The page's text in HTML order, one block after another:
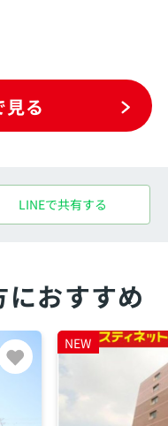
る
LINEで共有する
おすすめ
NEW